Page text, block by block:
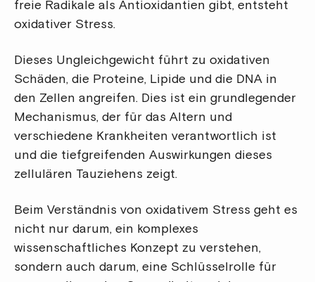
freie Radikale als Antioxidantien gibt, entsteht
oxidativer Stress.
Dieses Ungleichgewicht führt zu oxidativen
Schäden, die Proteine, Lipide und die DNA in
den Zellen angreifen. Dies ist ein grundlegender
Mechanismus, der für das Altern und
verschiedene Krankheiten verantwortlich ist
und die tiefgreifenden Auswirkungen dieses
zellulären Tauziehens zeigt.
Beim Verständnis von oxidativem Stress geht es
nicht nur darum, ein komplexes
wissenschaftliches Konzept zu verstehen,
sondern auch darum, eine Schlüsselrolle für